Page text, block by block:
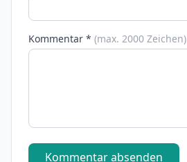
Kommentar * (max. 2000 Zeichen)
Kommentar absenden